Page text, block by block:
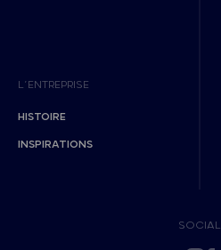
L’ENTREPRISE
HISTOIRE
INSPIRATIONS
SOCIAL